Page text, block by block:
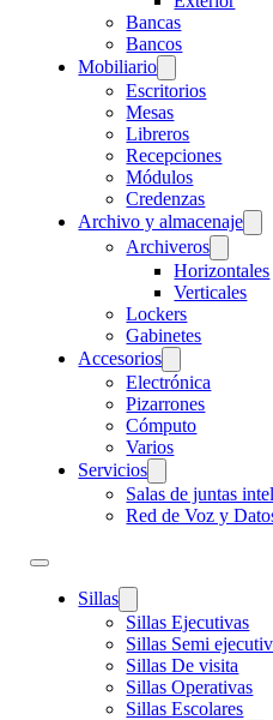
Bancas
Bancos
Mobiliario
Escritorios
Mesas
Libreros
Recepciones
Módulos
Credenzas
Archivo y almacenaje
Archiveros
Horizontales
Verticales
Lockers
Gabinetes
Accesorios
Electrónica
Pizarrones
Cómputo
Varios
Servicios
Salas de juntas
Red de Voz y
Sillas
Sillas Ejecutivas
Sillas Semi
Sillas De visita
Sillas Operativas
Sillas Escolares